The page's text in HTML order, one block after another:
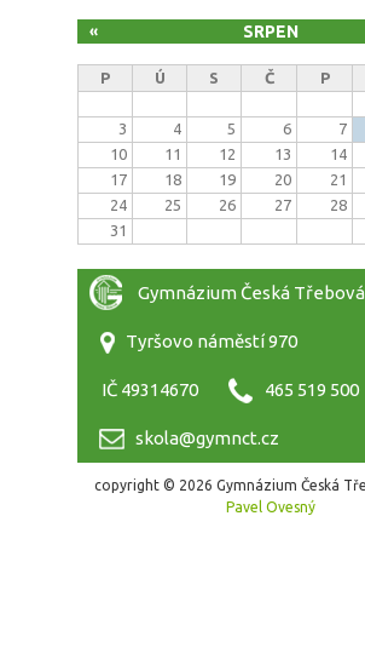
SRPEN
«
P Ú S Č P
3
4 5 6 7
10
11 12 13 14
17
18 19 20 21
24
25 26 27 28
31
Gymnázium Česká Třebová
Tyršovo náměstí 970
IČ 49314670 465 519 500
skola@gymnct.cz
copyright © 2026 Gymnázium Česká
Pavel Ovesný